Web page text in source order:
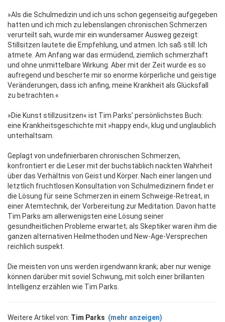
»Als die Schulmedizin und ich uns schon gegenseitig aufgegeben
hatten und ich mich zu lebenslangen chronischen Schmerzen
verurteilt sah, wurde mir ein wundersamer Ausweg gezeigt:
Stillsitzen lautete die Empfehlung, und atmen. Ich saß still. Ich
atmete. Am Anfang war das ermüdend, ziemlich schmerzhaft
und ohne unmittelbare Wirkung. Aber mit der Zeit wurde es so
aufregend und bescherte mir so enorme körperliche und geistige
Veränderungen, dass ich anfing, meine Krankheit als Glücksfall
zu betrachten.«
»Die Kunst stillzusitzen« ist Tim Parks’ persönlichstes Buch:
eine Krankheitsgeschichte mit »happy end«, klug und unglaublich
unterhaltsam.
Geplagt von undefinierbaren chronischen Schmerzen,
konfrontiert er die Leser mit der buchstäblich nackten Wahrheit
über das Verhältnis von Geist und Körper. Nach einer langen und
letztlich fruchtlosen Konsultation von Schulmedizinern findet er
die Lösung für seine Schmerzen in einem Schweige-Retreat, in
einer Atemtechnik, der Vorbereitung zur Meditation. Davon hatte
Tim Parks am allerwenigsten eine Lösung seiner
gesundheitlichen Probleme erwartet; als Skeptiker waren ihm die
ganzen alternativen Heilmethoden und New-Age-Versprechen
reichlich suspekt.
Die meisten von uns werden irgendwann krank; aber nur wenige
können darüber mit soviel Schwung, mit solch einer brillanten
Intelligenz erzählen wie Tim Parks.
Weitere Artikel von: Tim Parks (mehr anzeigen)